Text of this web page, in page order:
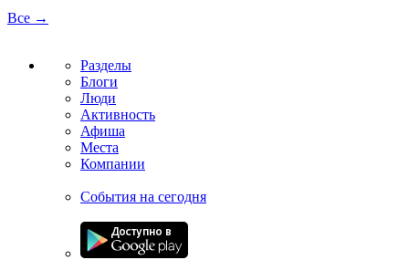
Все →
Разделы
Блоги
Люди
Активность
Афиша
Места
Компании
События на сегодня